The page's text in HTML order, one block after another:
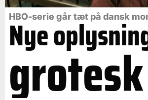
HBO-serie går tæt på dansk
Nye